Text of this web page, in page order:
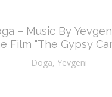
– Music By
Film "The Gypsy
Doga, Yevgeni